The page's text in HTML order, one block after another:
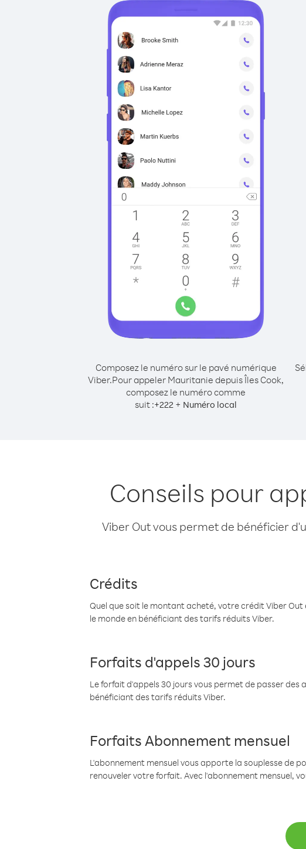
Composez le numéro sur le pavé numérique
Viber.Pour appeler Mauritanie depuis Îles Cook,
composez le numéro comme
suit :+222 + Numéro local
Conseils pour
Viber Out vous permet de bénéficier
Crédits
Quel que soit le montant acheté, votre crédit Viber
le monde en bénéficiant des tarifs réduits Viber.
Forfaits d'appels 30 jours
Le forfait d'appels 30 jours vous permet de passer
bénéficiant des tarifs réduits Viber.
Forfaits Abonnement mensuel
L'abonnement mensuel vous apporte la souplesse de
renouveler votre forfait. Avec l'abonnement mensuel,